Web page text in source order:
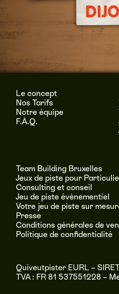
Le concept
Nos Tarifs
Notre équipe
F.À.Q.
Team Building Bruxelles
Jeux de piste pour
Consulting et conseil
Jeu de piste évènementiel
Votre jeu de piste sur
Presse
Conditions générales de
Politique de confidentialité
Quiveutpister EURL –
TVA : FR 81 537551228 –